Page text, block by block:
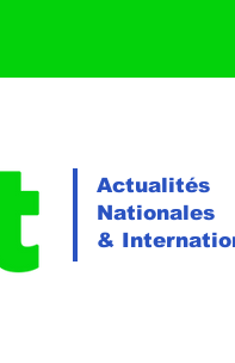
Actualités
Nationales
&